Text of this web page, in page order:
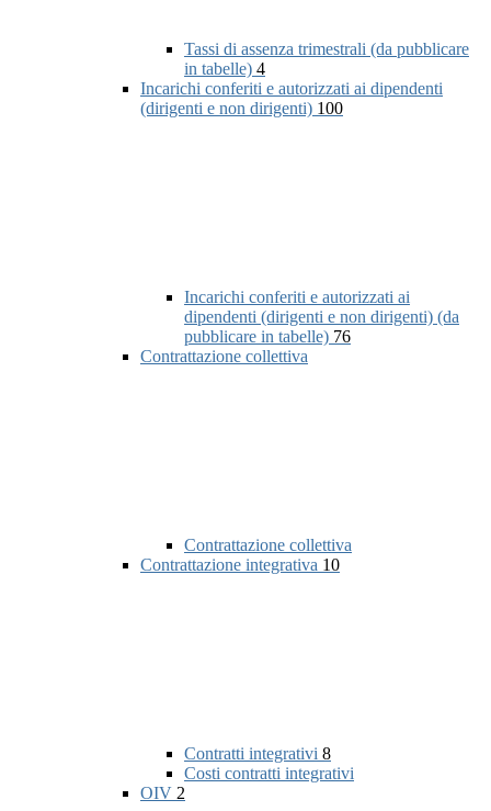
Tassi di assenza trimestrali (da pubblicare
in tabelle) 4
Incarichi conferiti e autorizzati ai dipendenti
(dirigenti e non dirigenti) 100
Incarichi conferiti e autorizzati ai
dipendenti (dirigenti e non dirigenti) (da
pubblicare in tabelle) 76
Contrattazione collettiva
Contrattazione collettiva
Contrattazione integrativa 10
Contratti integrativi 8
Costi contratti integrativi
OIV 2